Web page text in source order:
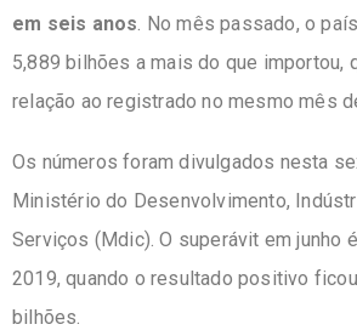
em seis anos. No mês passado, o
5,889 bilhões a mais do que importou,
relação ao registrado no mesmo mês
Os números foram divulgados nesta
Ministério do Desenvolvimento,
Serviços (Mdic). O superávit em junho
2019, quando o resultado positivo
bilhões.